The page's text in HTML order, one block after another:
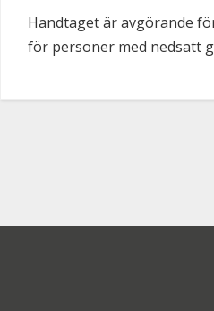
Handtaget är avgörande
för personer med nedsatt